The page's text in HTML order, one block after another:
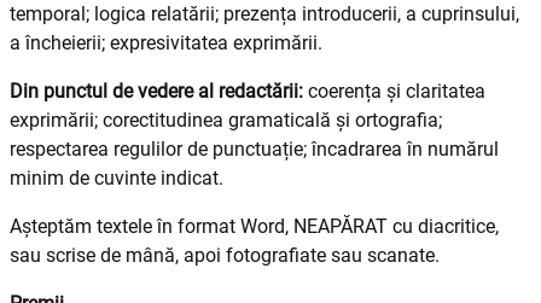
temporal; logica relatării; prezența introducerii, a cuprinsului,
a încheierii; expresivitatea exprimării.
Din punctul de vedere al redactării: coerența și claritatea
exprimării; corectitudinea gramaticală și ortografia;
respectarea regulilor de punctuație; încadrarea în numărul
minim de cuvinte indicat.
Așteptăm textele în format Word, NEAPĂRAT cu diacritice,
sau scrise de mână, apoi fotografiate sau scanate.